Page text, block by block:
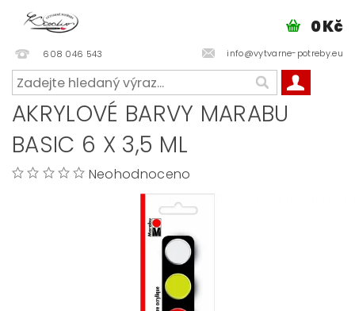
608 046 543 info@vytvarne-potreby.eu
0 Kč
AKRYLOVÉ BARVY MARABU
BASIC 6 X 3,5 ML
Neohodnoceno